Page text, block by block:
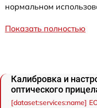
нормальном
Показать полностью
Калибровка и
оптического
[dataset:services:name]